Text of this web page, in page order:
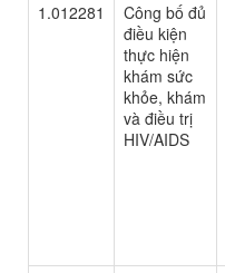
1.012281
Công bố đủ
điều kiện
thực hiện
khám sức
khỏe, khám
và điều trị
HIV/AIDS